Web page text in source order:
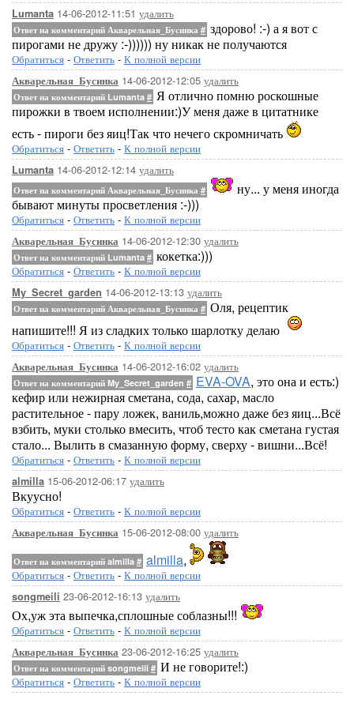
Lumanta 14-06-2012-11:51 удалить
Ответ на комментарий Акварельная_Бусинка # здорово! :-) а я вот с
пирогами не дружу :-)))))) ну никак не получаются
Обратиться - Ответить - К полной версии
Акварельная_Бусинка 14-06-2012-12:05 удалить
Ответ на комментарий Lumanta # Я отлично помню роскошные
пирожки в твоем исполнении:)У меня даже в цитатнике
есть - пироги без яиц!Так что нечего скромничать
Обратиться - Ответить - К полной версии
Lumanta 14-06-2012-12:14 удалить
Ответ на комментарий Акварельная_Бусинка #
ну... у меня иногда
бывают минуты просветления :-)))
Обратиться - Ответить - К полной версии
Акварельная_Бусинка 14-06-2012-12:30 удалить
Ответ на комментарий Lumanta # кокетка:)))
Обратиться - Ответить - К полной версии
My_Secret_garden 14-06-2012-13:13 удалить
Ответ на комментарий Акварельная_Бусинка # Оля, рецептик
напишите!!! Я из сладких только шарлотку делаю
Обратиться - Ответить - К полной версии
Акварельная_Бусинка 14-06-2012-16:02 удалить
Ответ на комментарий My_Secret_garden # EVA-OVA, это она и есть:)
кефир или нежирная сметана, сода, сахар, масло
растительное - пару ложек, ваниль,можно даже без яиц...Всё
взбить, муки столько вмесить, чтоб тесто как сметана густая
стало... Вылить в смазанную форму, сверху - вишни...Всё!
Обратиться - Ответить - К полной версии
almilla 15-06-2012-06:17 удалить
Вкуусно!
Обратиться - Ответить - К полной версии
Акварельная_Бусинка 15-06-2012-08:00 удалить
Ответ на комментарий almilla # almilla,
Обратиться - Ответить - К полной версии
songmeili 23-06-2012-16:13 удалить
Ох,уж эта выпечка,сплошные соблазны!!!
Обратиться - Ответить - К полной версии
Акварельная_Бусинка 23-06-2012-16:25 удалить
Ответ на комментарий songmeili # И не говорите!:)
Обратиться - Ответить - К полной версии